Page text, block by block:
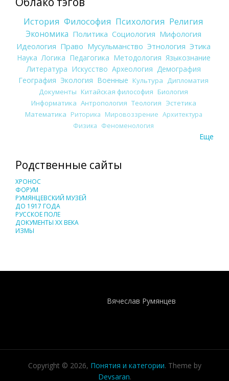
История Философия Психология Религия
Экономика Политика Социология Мифология
Идеология Право Мусульманство Этнология Этика
Наука Логика Педагогика Методология Языкознание
Литература Искусство Археология Демография
География Экология Военные Культура
Дипломатия
Документы Китайская философия Биология
Информатика Антропология Теология Эстетика
Математика Риторика Мировоззрение Архитектура
Физика Феноменология
Еще
Родственные сайты
ХРОНОС
ФОРУМ
РУМЯНЦЕВСКИЙ МУЗЕЙ
ДО 1917 ГОДА
РУССКОЕ ПОЛЕ
ДОКУМЕНТЫ XX ВЕКА
ИЗМЫ
Вячеслав Румянцев
Copyright © 2026, Понятия и категории. Theme by
Devsaran.